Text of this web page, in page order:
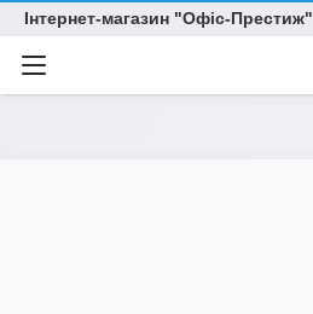
Інтернет-магазин "Офіс-Престиж"